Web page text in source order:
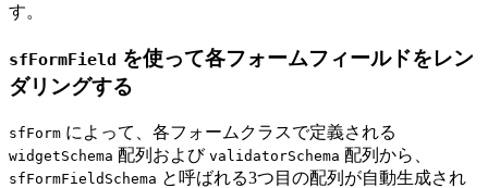
す。
sfFormField を使って各フォームフィールドをレン
ダリングする
sfForm によって、各フォームクラスで定義される
widgetSchema 配列および validatorSchema 配列から、
sfFormFieldSchema と呼ばれる3つ目の配列が自動生成され